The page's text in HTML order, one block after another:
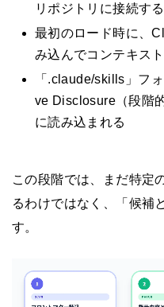
リポジトリに接続する
最初のロード時に、
み込んでコンテキス
「.claude/skills」フ
ve Disclosure（段階
に読み込まれる
この段階では、まだ特定
るわけではなく、「候補
す。